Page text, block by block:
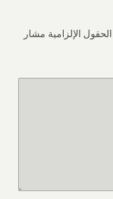
الحقول الإلزامية مشار